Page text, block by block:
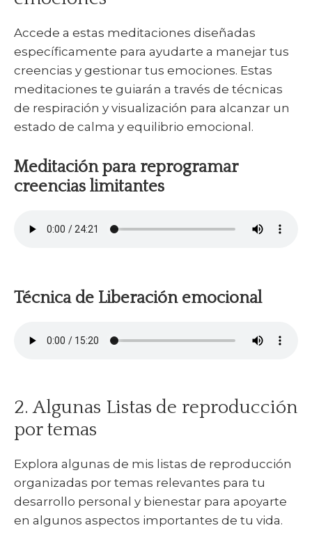
Accede a estas meditaciones diseñadas
específicamente para ayudarte a manejar tus
creencias y gestionar tus emociones. Estas
meditaciones te guiarán a través de técnicas
de respiración y visualización para alcanzar un
estado de calma y equilibrio emocional.
Meditación para reprogramar
creencias limitantes
Técnica de Liberación emocional
2. Algunas Listas de reproducción
por temas
Explora algunas de mis listas de reproducción
organizadas por temas relevantes para tu
desarrollo personal y bienestar para apoyarte
en algunos aspectos importantes de tu vida.